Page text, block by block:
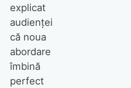
explicat
audienței
că noua
abordare
îmbină
perfect